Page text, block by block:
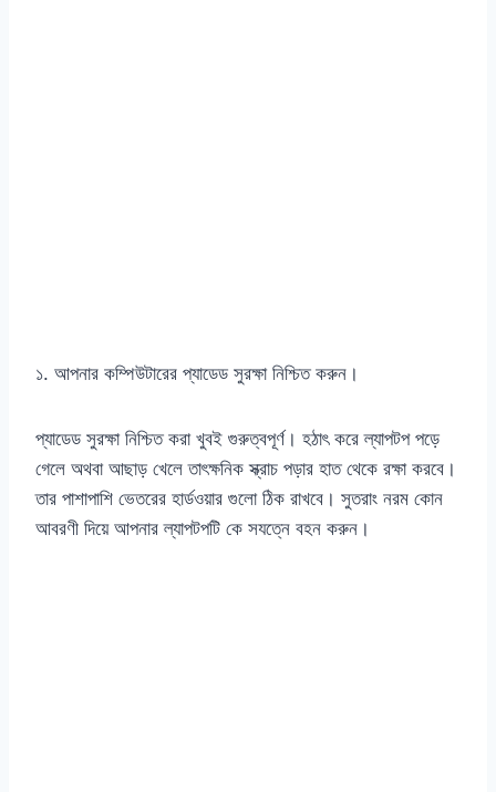
১. আপনার কম্পিউটারের প্যাডেড সুরক্ষা নিশ্চিত করুন।
প্যাডেড সুরক্ষা নিশ্চিত করা খুবই গুরুত্বপূর্ণ। হঠাৎ করে ল্যাপটপ পড়ে
গেলে অথবা আছাড় খেলে তাৎক্ষনিক স্ক্রাচ পড়ার হাত থেকে রক্ষা করবে।
তার পাশাপাশি ভেতরের হার্ডওয়ার গুলো ঠিক রাখবে। সুতরাং নরম কোন
আবরণী দিয়ে আপনার ল্যাপটপটি কে সযত্নে বহন করুন।